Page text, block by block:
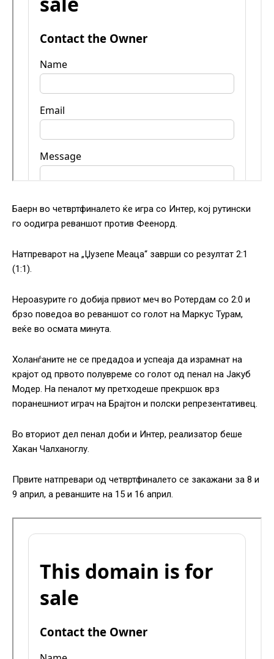
Баерн во четвртфиналето ќе игра со Интер, кој рутински
го оодигра реваншот против Феенорд.
Натпреварот на „Џузепе Меаца“ заврши со резултат 2:1
(1:1).
Нероаѕурите го добија првиот меч во Ротердам со 2:0 и
брзо поведоа во реваншот со голот на Маркус Турам,
веќе во осмата минута.
Холанѓаните не се предадоа и успеаја да израмнат на
крајот од првото полувреме со голот од пенал на Јакуб
Модер. На пеналот му претходеше прекршок врз
поранешниот играч на Брајтон и полски репрезентативец.
Во вториот дел пенал доби и Интер, реализатор беше
Хакан Чалханоглу.
Првите натпревари од четвртфиналето се закажани за 8 и
9 април, а реваншите на 15 и 16 април.